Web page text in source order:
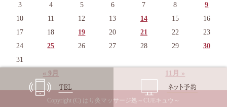
« 9月 11月 »
3
4 5 6 7 8
9
10
11 12 13 14 15
16
17
18 19 20 21 22
23
24
25 26 27 28 29
30
31
Copyright (C) はり灸マッサージ処～CUEキュウ～